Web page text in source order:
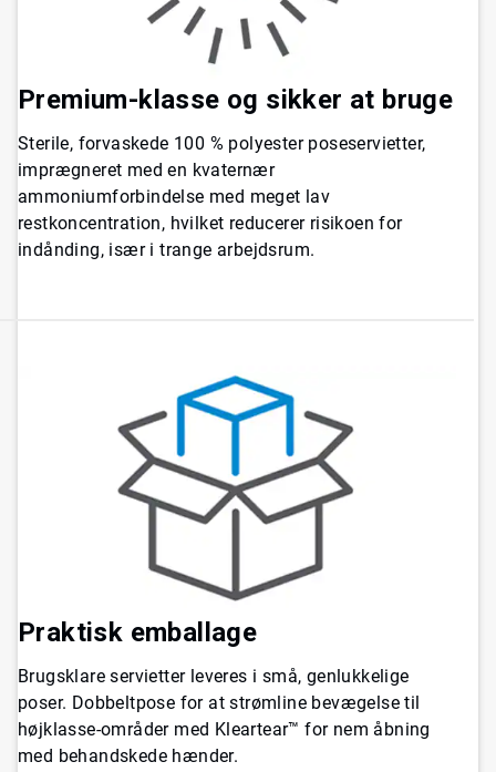
Premium-klasse og sikker at bruge
Sterile, forvaskede 100 % polyester poseservietter,
imprægneret med en kvaternær
ammoniumforbindelse med meget lav
restkoncentration, hvilket reducerer risikoen for
indånding, især i trange arbejdsrum.
Praktisk emballage
Brugsklare servietter leveres i små, genlukkelige
poser. Dobbeltpose for at strømline bevægelse til
højklasse-områder med Kleartear™ for nem åbning
med behandskede hænder.